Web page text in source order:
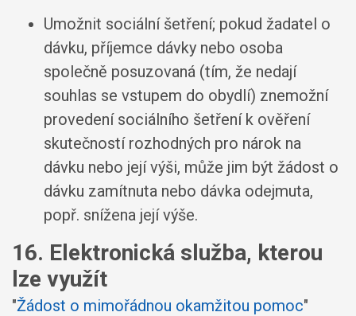
Umožnit sociální šetření; pokud žadatel o
dávku, příjemce dávky nebo osoba
společně posuzovaná (tím, že nedají
souhlas se vstupem do obydlí) znemožní
provedení sociálního šetření k ověření
skutečností rozhodných pro nárok na
dávku nebo její výši, může jim být žádost o
dávku zamítnuta nebo dávka odejmuta,
popř. snížena její výše.
16. Elektronická služba, kterou
lze využít
"Žádost o mimořádnou okamžitou pomoc"